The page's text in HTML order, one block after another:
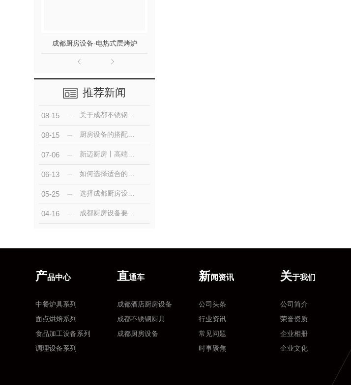
成都厨房设备-电热式层烤炉
推荐新闻
08-15
08-15
07-06
06-13
05-25
04-16
产品中心
中餐炉具系列
面点烘焙系列
食品加工设备系列
调理设备系列
直通车
成都酒店厨房设备
成都不锈钢厨具
成都厨房设备
新闻资讯
公司头条
行业资讯
常见问题
时事聚焦
关于我们
公司简介
荣誉资质
企业相册
企业文化